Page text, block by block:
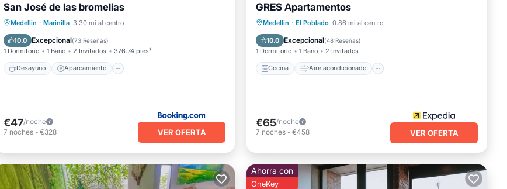
San José de las bromelias
Medellin · Marinilla 3.30 mi al centro
10.0 Excepcional(73 Reseñas)
1 Dormitorio 1 Baño 2 Invitados 376.74 pies²
Desayuno Aparcamiento
Desayuno
Aparcamiento
Balcón/Terraza
€47/noche
7 noches - €328 VER OFERTA
GRES Apartamentos
Medellin · El Poblado 0.86 mi al centro
10.0 Excepcional(48 Reseñas)
1 Dormitorio 1 Baño 2 Invitados
Cocina Aire acondicionado
Cocina Aire acondicionado
Apto para niños
€65/noche
7 noches - €458 VER OFERTA
Ahorra con
OneKey